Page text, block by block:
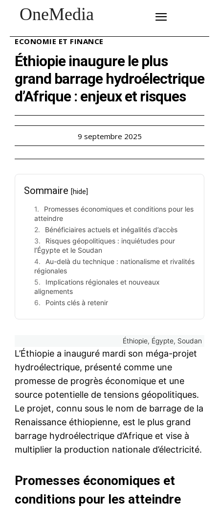
OneMedia
ECONOMIE ET FINANCE
Éthiopie inaugure le plus
grand barrage hydroélectrique
d’Afrique : enjeux et risques
9 septembre 2025
Sommaire [hide]
Promesses économiques et conditions pour les
atteindre
Bénéficiaires actuels et inégalités d’accès
Risques géopolitiques : inquiétudes pour
l’Égypte et le Soudan
Au-delà du technique : nationalisme et rivalités
régionales
Implications régionales et nouveaux
alignements
Points clés à retenir
Éthiopie, Égypte, Soudan
L’Éthiopie a inauguré mardi son méga-projet
hydroélectrique, présenté comme une
promesse de progrès économique et une
source potentielle de tensions géopolitiques.
Le projet, connu sous le nom de barrage de la
Renaissance éthiopienne, est le plus grand
barrage hydroélectrique d’Afrique et vise à
multiplier la production nationale d’électricité.
Promesses économiques et
conditions pour les atteindre